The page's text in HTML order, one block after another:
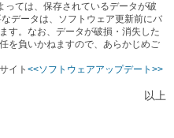
ては、保存されているデータが破
データは、ソフトウェア更新前にバ
す。なお、データが破損・消失した
を負いかねますので、あらかじめご
イト <<ソフトウェアアップデート>>
以上